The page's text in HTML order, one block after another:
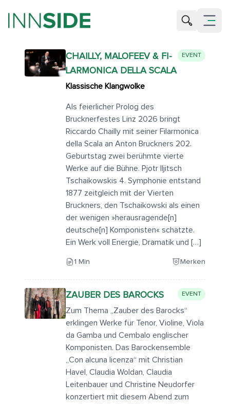
Suche
Menü
CHAIL­LY, MAL­O­FEEV & FI­
LAR­MO­NI­CA DELLA SCALA
EVENT
Klassische Klangwolke
Als feierlicher Prolog des
Brucknerfestes Linz 2026 bringt
Riccardo Chailly mit seiner Filarmonica
della Scala an Anton Bruckners 202.
Geburtstag zwei berühmte vierte
Werke auf die Bühne. Pjotr Iljitsch
Tschaikowskis 4. Symphonie entstand
1877 zeitgleich mit der Vierten
Bruckners, den Tschaikowski als einen
der wenigen »herausragende[n]
deutsche[n] Komponisten« schätzte.
Ein Werk voll Energie, Dramatik und […]
1 Min Merken
ZAUBER DES BAROCKS EVENT
Zum Thema „Zauber des Barocks“
erklingen Werke für Tenor, Violine, Viola
da Gamba und Cembalo englischer
Komponisten. Das Barockensemble
„Con alcuna licenza“ mit Christian
Havel, Claudia Woldan, Claudia
Leitenbauer und Christine Neudorfer
konzertiert mit diesem Abend zum